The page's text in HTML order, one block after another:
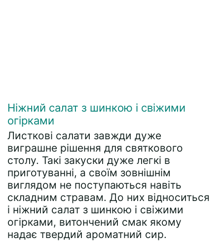
Ніжний салат з шинкою і свіжими
огірками
Листкові салати завжди дуже
виграшне рішення для святкового
столу. Такі закуски дуже легкі в
приготуванні, а своїм зовнішнім
виглядом не поступаються навіть
складним стравам. До них відноситься
і ніжний салат з шинкою і свіжими
огірками, витончений смак якому
надає твердий ароматний сир.